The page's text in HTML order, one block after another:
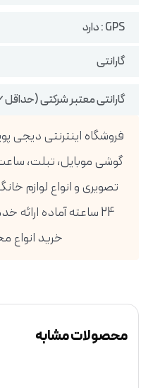
GPS : دارد
گارانتی
گارانتی معتبر شرکتی (حداقل 6 ماه)
فروشگاه اینترنتی دیجی
گوشی موبایل، تبلت،
24 ساعته آماده ارائه
خرید
محصولات مشابه